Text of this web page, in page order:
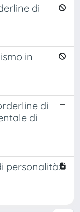
di
in
di
di
personalità: